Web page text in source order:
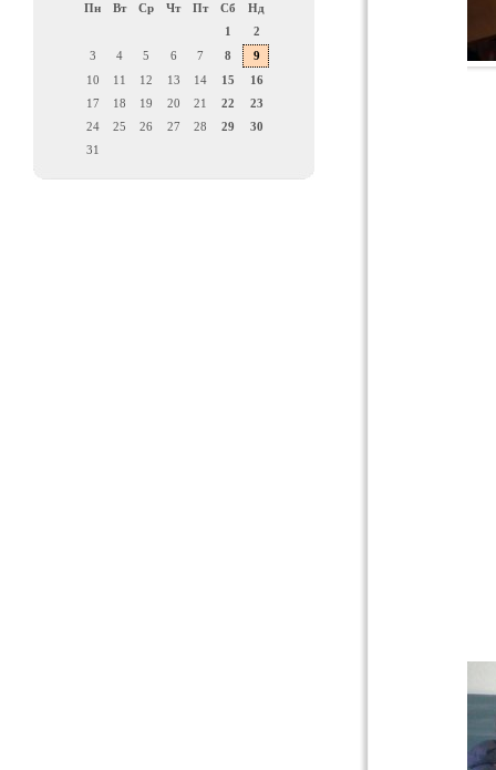
Пн
Вт Ср Чт Пт Сб
Нд
1
2
3
4 5 6 7 8
9
10
11 12 13 14 15
16
17
18 19 20 21 22
23
24
25 26 27 28 29
30
31